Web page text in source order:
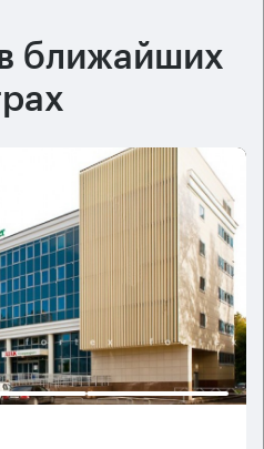
ближайших